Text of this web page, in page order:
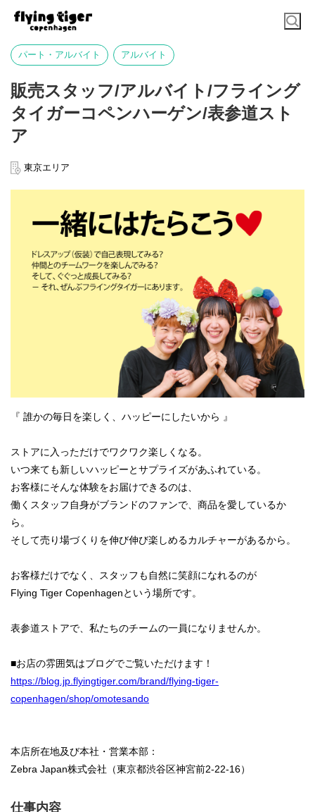
パート・アルバイト アルバイト
販売スタッフ/アルバイト/フライング
タイガーコペンハーゲン/表参道スト
ア
東京エリア
『 誰かの毎日を楽しく、ハッピーにしたいから 』
ストアに入っただけでワクワク楽しくなる。
いつ来ても新しいハッピーとサプライズがあふれている。
お客様にそんな体験をお届けできるのは、
働くスタッフ自身がブランドのファンで、商品を愛しているか
ら。
そして売り場づくりを伸び伸び楽しめるカルチャーがあるから。
お客様だけでなく、スタッフも自然に笑顔になれるのが
Flying Tiger Copenhagenという場所です。
表参道ストアで、私たちのチームの一員になりませんか。
■お店の雰囲気はブログでご覧いただけます！
https://blog.jp.flyingtiger.com/brand/flying-tiger-
copenhagen/shop/omotesando
本店所在地及び本社・営業本部：
Zebra Japan株式会社（東京都渋谷区神宮前2-22-16）
仕事内容